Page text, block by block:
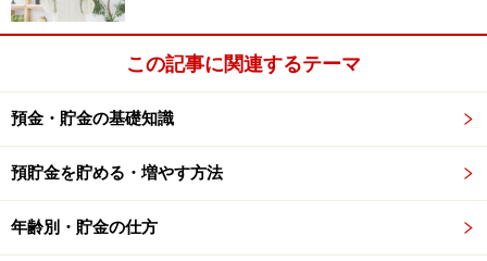
自分から発信するときには、相手を思いやる言葉を添えると
運気はアップしていきます
と、うれしかったことを中心に。誰かについてふれると
きは、良いところにスポットをあてていきましょう。
【関連記事をチェック！】
お金が逃げる!?金運を下げるNGワード
この記事に関連するテーマ
預金・貯金の基礎知識
預貯金を貯める・増やす方法
年齢別・貯金の仕方